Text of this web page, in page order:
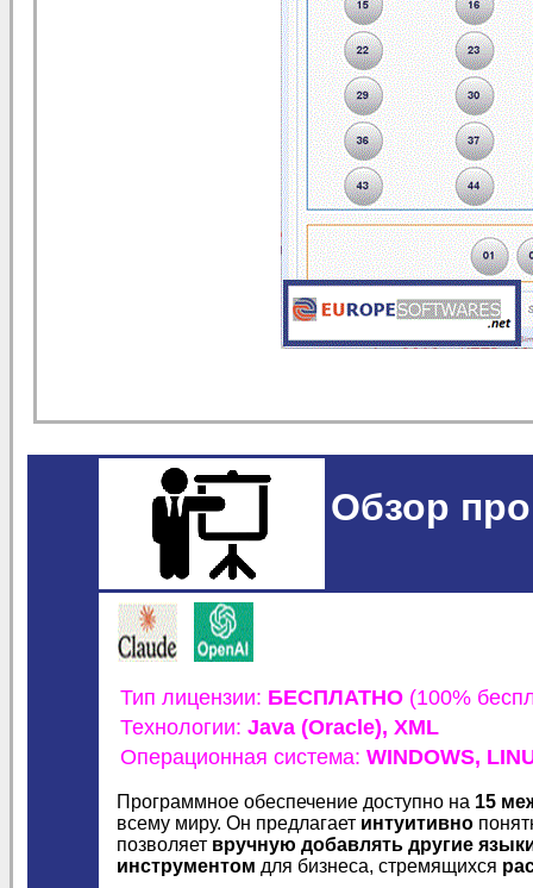
Обзор
Тип лицензии: БЕСПЛАТНО (100%
Технологии: Java (Oracle), XML
Операционная система: WINDOWS,
Программное обеспечение доступно на 15
всему миру. Он предлагает интуитивно
позволяет вручную добавлять другие
инструментом для бизнеса, стремящихся